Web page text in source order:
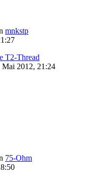
mnkstp
T2-Thread
2012, 21:24
75-Ohm